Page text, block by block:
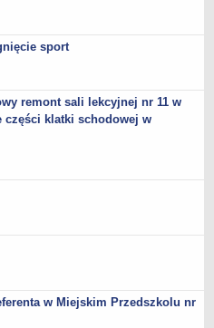
sport
remont sali lekcyjnej nr 11 w
części klatki schodowej w
w Miejskim Przedszkolu nr